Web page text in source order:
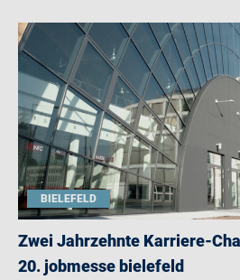
BIELEFELD
Zwei Jahrzehnte Karriere-
20. jobmesse bielefeld